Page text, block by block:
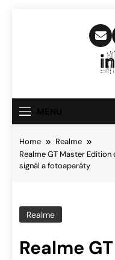
Home
Realme
Realme GT Master
signál a fotoaparáty
Realme
Realme